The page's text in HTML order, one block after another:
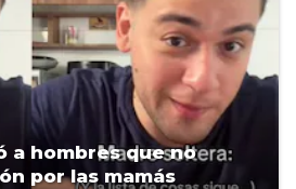
hombres que no
por las mamás